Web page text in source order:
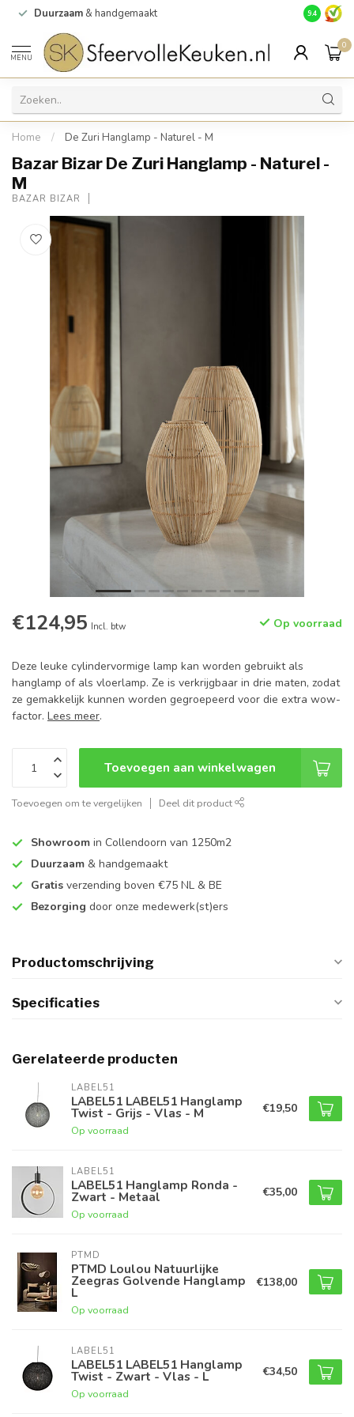
Duurzaam & handgemaakt Gratis
9.4
MENU
0
Home / De Zuri Hanglamp - Naturel - M
Bazar Bizar De Zuri Hanglamp - Naturel -
M
BAZAR BIZAR
€124,95 Incl. btw Op voorraad
Deze leuke cylindervormige lamp kan worden gebruikt als
hanglamp of als vloerlamp. Ze is verkrijgbaar in drie maten, zodat
ze gemakkelijk kunnen worden gegroepeerd voor die extra wow-
factor. Lees meer.
Toevoegen aan winkelwagen
Toevoegen om te vergelijken Deel dit product
Showroom in Collendoorn van 1250m2
Duurzaam & handgemaakt
Gratis verzending boven €75 NL & BE
Bezorging door onze medewerk(st)ers
Productomschrijving
Specificaties
Gerelateerde producten
LABEL51
LABEL51 LABEL51 Hanglamp
Twist - Grijs - Vlas - M
Op voorraad
€19,50
LABEL51
LABEL51 Hanglamp Ronda -
Zwart - Metaal
Op voorraad
€35,00
PTMD
PTMD Loulou Natuurlijke
Zeegras Golvende Hanglamp
L
Op voorraad
€138,00
LABEL51
LABEL51 LABEL51 Hanglamp
Twist - Zwart - Vlas - L
Op voorraad
€34,50